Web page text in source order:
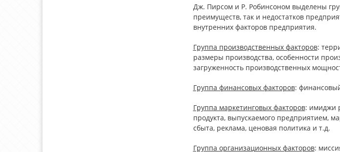
Дж. Пирсом и Р. Робинсоном выделены
преимуществ, так и недостатков
внутренних факторов предприятия.
Группа производственных факторов:
размеры производства, особенности
загруженность производственных
Группа финансовых факторов:
Группа маркетинговых факторов: имиджи
продукта, выпускаемого предприятием,
сбыта, реклама, ценовая политика и т.д.
Группа организационных факторов: